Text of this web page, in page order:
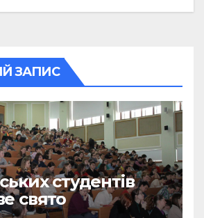
ЗАПИС
студентів
свято